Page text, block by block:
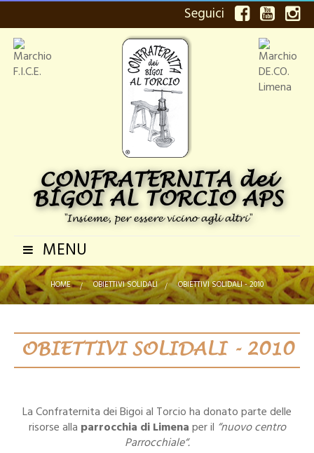
Seguici
CONFRATERNITA dei
BÍGOI AL TORCIO APS
"Insieme, per essere vicino agli altri"
Navigazione
Toggle
MENU
HOME > OBIETTIVI SOLIDALI > OBIETTIVI SOLIDALI - 2010
OBIETTIVI SOLIDALI - 2010
La Confraternita dei Bigoi al Torcio ha donato parte delle
risorse alla parrocchia di Limenaper il “nuovo centro
Parrocchiale“.